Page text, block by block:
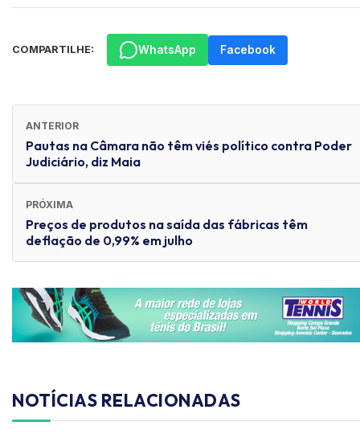
COMPARTILHE: WhatsApp Facebook
ANTERIOR
Pautas na Câmara não têm viés político contra Poder
Judiciário, diz Maia
PRÓXIMA
Preços de produtos na saída das fábricas têm
deflação de 0,99% em julho
NOTÍCIAS RELACIONADAS